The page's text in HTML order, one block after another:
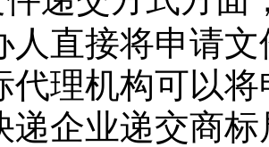
人直接将申请
代理机构可以
递企业递交商